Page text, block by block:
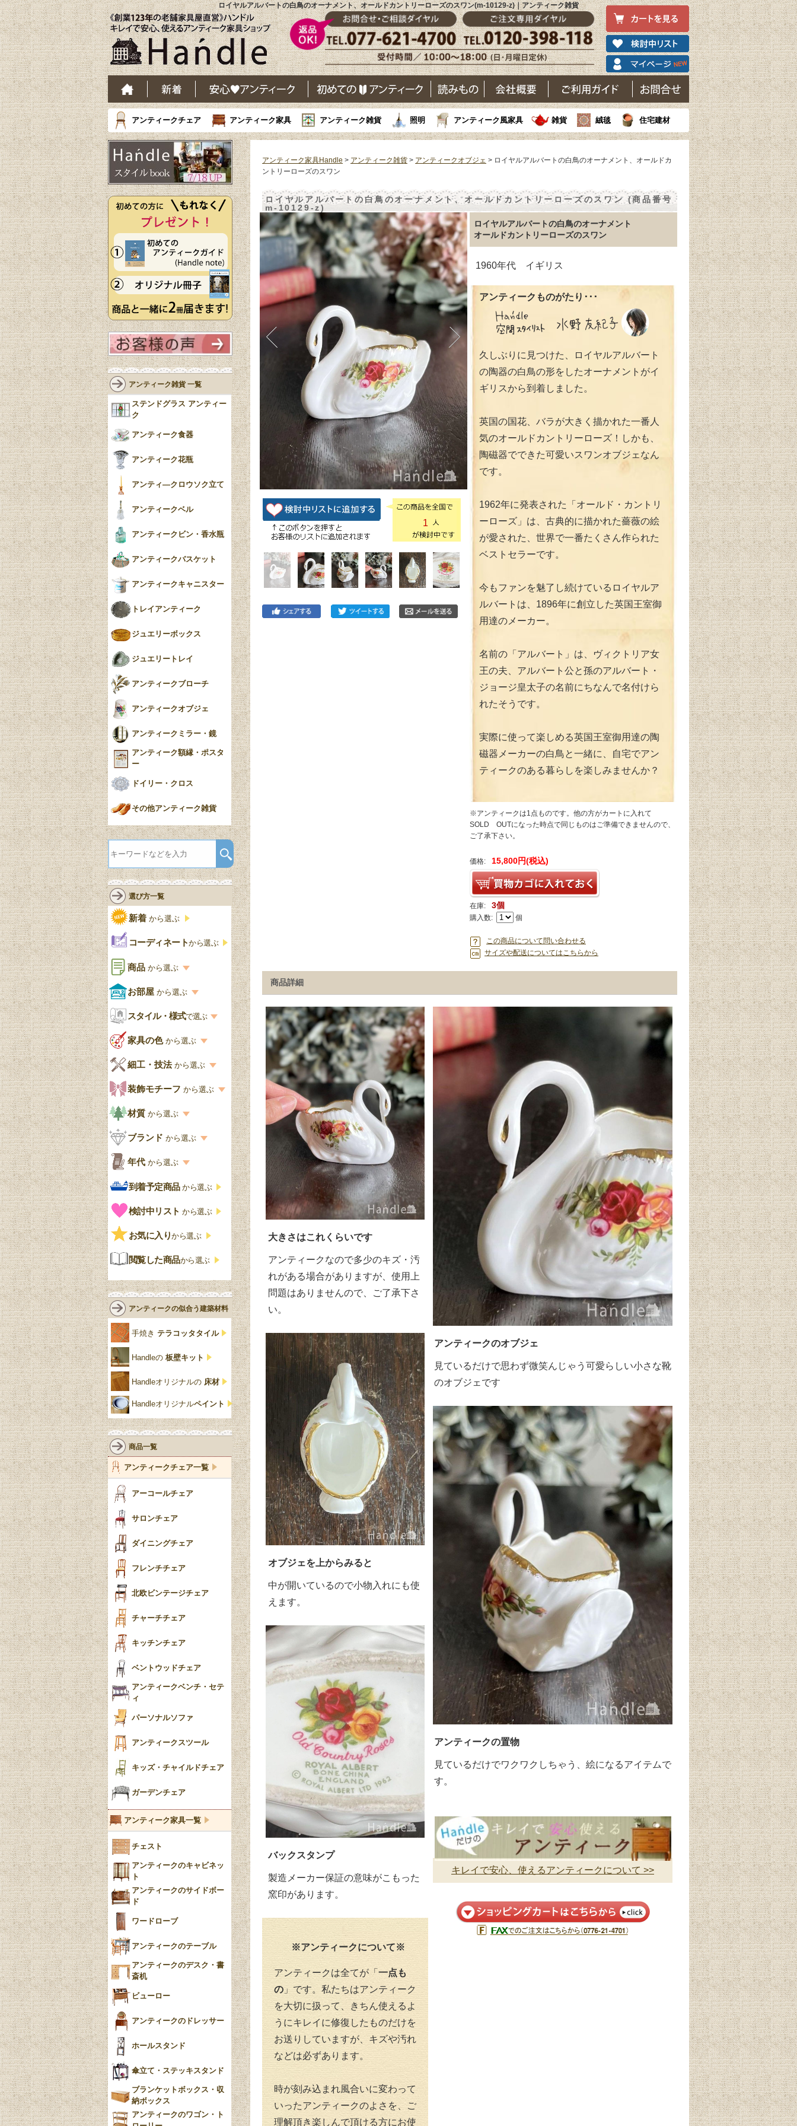
ロイヤルアルバートの白鳥のオーナメント、オールドカントリーローズのスワン(m-10129-z)｜アンティーク雑貨
アンティークチェア アンティーク家具 アンティーク雑貨 照明 アンティーク風家具 雑貨 絨毯 住宅建材
アンティーク家具Handle > アンティーク雑貨 > アンティークオブジェ > ロイヤルアルバートの白鳥のオーナメント、オールドカ
ントリーローズのスワン
ロイヤルアルバートの白鳥のオーナメント、オールドカントリーローズのスワン (商品番号
m-10129-z)
1
ロイヤルアルバートの白鳥のオーナメント
オールドカントリーローズのスワン
1960年代 イギリス
アンティークものがたり･･･
久しぶりに見つけた、ロイヤルアルバート
の陶器の白鳥の形をしたオーナメントがイ
ギリスから到着しました。
英国の国花、バラが大きく描かれた一番人
気のオールドカントリーローズ！しかも、
陶磁器でできた可愛いスワンオブジェなん
です。
1962年に発表された「オールド・カントリ
ーローズ」は、古典的に描かれた薔薇の絵
が愛された、世界で一番たくさん作られた
ベストセラーです。
今もファンを魅了し続けているロイヤルア
ルバートは、1896年に創立した英国王室御
用達のメーカー。
名前の「アルバート」は、ヴィクトリア女
王の夫、アルバート公と孫のアルバート・
ジョージ皇太子の名前にちなんで名付けら
れたそうです。
実際に使って楽しめる英国王室御用達の陶
磁器メーカーの白鳥と一緒に、自宅でアン
ティークのある暮らしを楽しみませんか？
※アンティークは1点ものです。他の方がカートに入れて
SOLD OUTになった時点で同じものはご準備できませんので、
ご了承下さい。
価格: 15,800円(税込)
在庫: 3個
購入数: 個
この商品について問い合わせる
サイズや配送についてはこちらから
商品詳細
大きさはこれくらいです
アンティークなので多少のキズ・汚
れがある場合がありますが、使用上
問題はありませんので、ご了承下さ
い。
オブジェを上からみると
中が開いているので小物入れにも使
えます。
バックスタンプ
製造メーカー保証の意味がこもった
窯印があります。
※アンティークについて※
アンティークは全てが「 一点も
の 」です。私たちはアンティーク
を大切に扱って、きちん使えるよ
うにキレイに修復したものだけを
お送りしていますが、キズや汚れ
などは必ずあります。
時が刻み込まれ風合いに変わって
いったアンティークのよさを、ご
理解頂き楽しんで頂ける方にお使
アンティークのオブジェ
見ているだけで思わず微笑んじゃう可愛らしい小さな靴
のオブジェです
アンティークの置物
見ているだけでワクワクしちゃう、絵になるアイテムで
す。
キレイで安心、使えるアンティークについて >>
アンティーク雑貨 一覧
ステンドグラス アンティー
ク
アンティーク食器
アンティーク花瓶
アンティ―クロウソク立て
アンティークベル
アンティークビン・香水瓶
アンティークバスケット
アンティークキャニスター
トレイアンティーク
ジュエリーボックス
ジュエリートレイ
アンティークブローチ
アンティークオブジェ
アンティークミラー・鏡
アンティーク額縁・ポスタ
ー
ドイリー・クロス
その他アンティーク雑貨
選び方一覧
新着 から選ぶ
コーディネートから選ぶ
商品 から選ぶ
商品一覧を見る
収納家具
書棚
デスクおしゃれ
食器棚おしゃれ
木製ワゴン
ェア
洋服タンス
チェストおしゃれ
クローゼット
鏡台
花台
仏壇おしゃれ
靴箱収納
スリッパ収納
壁掛け家具
パーテーション・間
仕切り
ガーデンファニチャ
ー
ミラー
花瓶おしゃれ
陶器の人形
キャンドルホルダー
お部屋 から選ぶ
お部屋から選ぶ一覧
リビング
キッチン・ダイニング
スタイル・様式で選ぶ
スタイル一覧
英国アンティーク
英国クラシック
式
エリザベス様式
ジャコビアン
ロココ様式
ミッドセンチュリー
アールデコ
家具の色から選ぶ
家具の色一覧
カスタード色
アップルパイ色
白・ホワイト
黒・ブラック
細工・技法 から選ぶ
細工・技法の一覧
象嵌・マーケットリー
寄木・パーケットリー
装飾モチーフ から選ぶ
模様の一覧
ペディメント
コーニス
グ
ストラップワーク
雷文
ビーディング
リネンフォールド
ルネット
アカンサス
パイクラスト
脚のモチーフ一覧
ターニングレッグ
バルボスレッグ
ボビンターニング
ツイスト
トライポッド
バラスター
陶磁器の模様一覧
イマリ（IMARI）
ブルー＆ホワイト
ブルーウィローパターン
Blue）
YUAN
チンツ
クリノリン
材質 から選ぶ
材質の一覧
オーク材
マホガニー
ローズウッド材
サテンウッド材
ブランド から選ぶ
ブランド一覧
Handleオリジナル
ウィリアムモリス
ロイドルーム
コントワールドファミー
ユ
ジェニファーテイラー
チェスターフィールド
リリパットレーン
アングルポイズ
ウォーカー＆ホール
年代 から選ぶ
年代別の一覧
アンティーク
ビンテージ
到着予定商品から選ぶ
検討中リスト から選ぶ
お気に入りから選ぶ
閲覧した商品から選ぶ
アンティークの似合う建築材料
手焼き テラコッタタイル
Handleの 板壁キット
Handleオリジナルの 床材
Handleオリジナルペイント
商品一覧
アンティークチェア一覧
アーコールチェア
サロンチェア
ダイニングチェア
フレンチチェア
北欧ビンテージチェア
チャーチチェア
キッチンチェア
ベントウッドチェア
アンティークベンチ・セテ
ィ
パーソナルソファ
アンティークスツール
キッズ・チャイルドチェア
ガーデンチェア
アンティーク家具一覧
チェスト
アンティークのキャビネッ
ト
アンティークのサイドボー
ド
ワードローブ
アンティークのテーブル
アンティークのデスク・書
斎机
ビューロー
アンティークのドレッサー
ホールスタンド
傘立て・ステッキスタンド
ブランケットボックス・収
納ボックス
アンティークのワゴン・ト